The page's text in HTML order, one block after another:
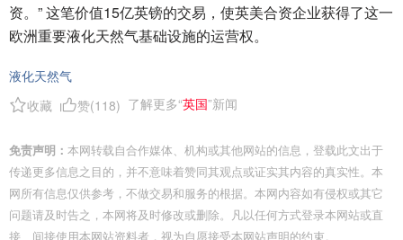
资。” 这笔价值15亿英镑的交易，使英美合资企业获得了这一
欧洲重要液化天然气基础设施的运营权。
液化天然气
收藏
赞(118) 了解更多“英国”新闻
免责声明： 本网转载自合作媒体、机构或其他网站的信息，登载此文出于
传递更多信息之目的，并不意味着赞同其观点或证实其内容的真实性。本
网所有信息仅供参考，不做交易和服务的根据。本网内容如有侵权或其它
问题请及时告之，本网将及时修改或删除。凡以任何方式登录本网站或直
接、间接使用本网站资料者，视为自愿接受本网站声明的约束。